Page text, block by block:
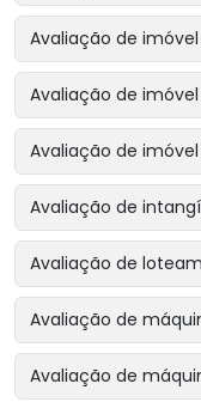
Avaliação de
Avaliação de
Avaliação de
Avaliação de
Avaliação de
Avaliação de
Avaliação de